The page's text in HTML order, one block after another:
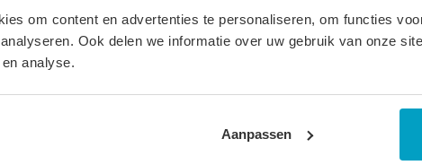
om content en advertenties te personaliseren, om functies
Ook delen we informatie over uw gebruik van onze
analyse.
Aanpassen
195 x 180
x 180. Daarom krijgt u op onze matrassen 3 tot 5 jaar
Nederland gemaakt en gratis naar u verzonden.
x 180? Maak dan gebruik van onze zoekbalk, grote kans dat